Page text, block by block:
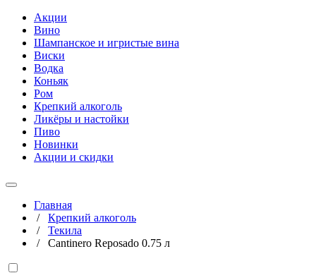
Акции
Вино
Шампанское и игристые вина
Виски
Водка
Коньяк
Ром
Крепкий алкоголь
Ликёры и настойки
Пиво
Новинки
Акции и скидки
Главная
/ Крепкий алкоголь
/ Текила
/ Cantinero Reposado 0.75 л